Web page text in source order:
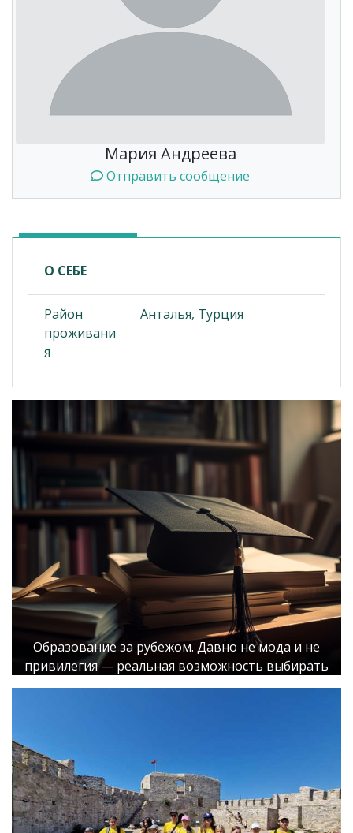
Мария Андреева
Отправить сообщение
О СЕБЕ
Район
проживани
я
Анталья, Турция
Образование за рубежом. Давно не мода и не
привилегия — реальная возможность выбирать